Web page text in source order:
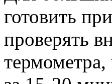
готовить при
проверять